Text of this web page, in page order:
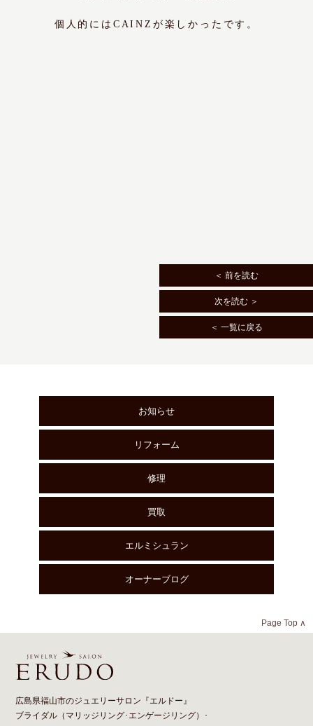
個人的にはCAINZが楽しかったです。
＜ 前を読む
次を読む ＞
＜ 一覧に戻る
お知らせ
リフォーム
修理
買取
エルミシュラン
オーナーブログ
Page Top ∧
広島県福山市のジュエリーサロン『エルドー』
ブライダル（ マリッジリング･ エンゲージリング）･